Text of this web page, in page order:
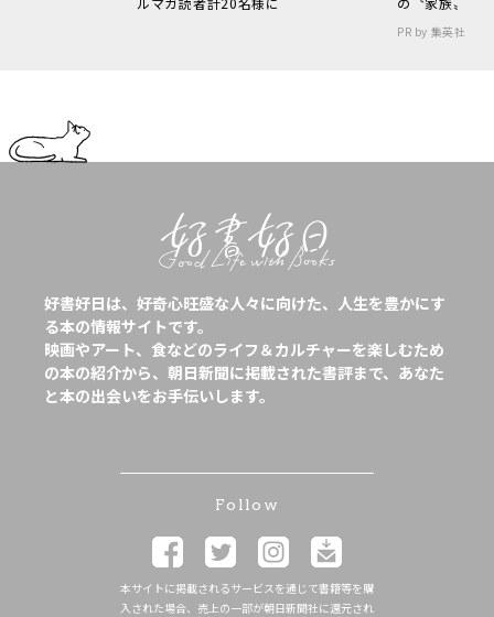
PR by 集英社
好書好日は、好奇心旺盛な人々に向けた、人生を豊かにす
る本の情報サイトです。
映画やアート、食などのライフ＆カルチャーを楽しむため
の本の紹介から、朝日新聞に掲載された書評まで、あなた
と本の出会いをお手伝いします。
Follow
本サイトに掲載されるサービスを通じて書籍等を購
入された場合、売上の一部が朝日新聞社に還元され